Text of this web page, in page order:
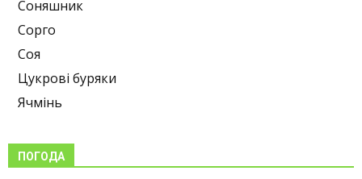
Соняшник
Сорго
Соя
Цукрові буряки
Ячмінь
ПОГОДА